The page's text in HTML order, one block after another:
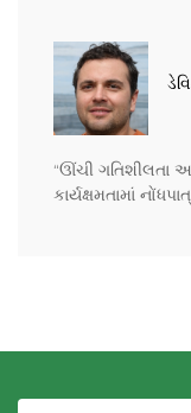
“ઊંચી ગતિશીલતા
કાર્યક્ષમતામાં